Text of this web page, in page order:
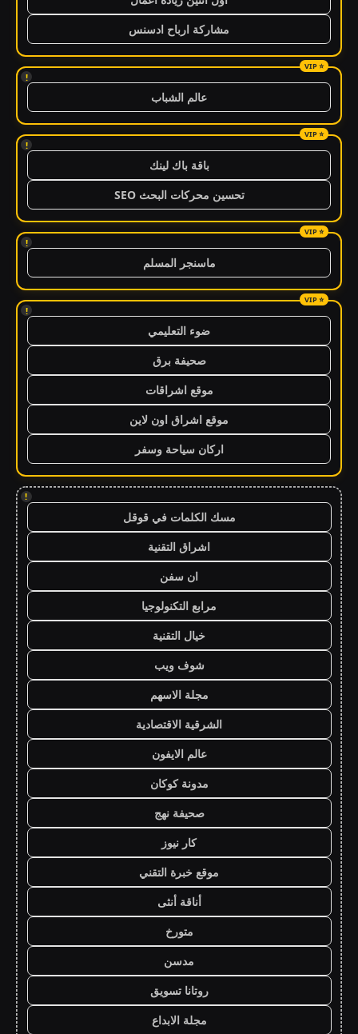
مشاركة ارباح ادسنس
!
عالم الشباب
!
باقة باك لينك
تحسين محركات البحث SEO
!
ماسنجر المسلم
!
ضوء التعليمي
صحيفة برق
موقع اشراقات
موقع اشراق اون لاين
اركان سياحة وسفر
!
مسك الكلمات في قوقل
اشراق التقنية
ان سفن
مرابع التكنولوجيا
خيال التقنية
شوف ويب
مجلة الاسهم
الشرقية الاقتصادية
عالم الايفون
مدونة كوكان
صحيفة نهج
كار نيوز
موقع خبرة التقني
أناقة أنثى
متورخ
مدسن
روتانا تسويق
مجلة الابداع